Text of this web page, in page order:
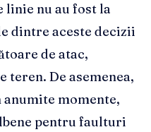
linie nu au fost la
dintre aceste decizii
de atac,
De asemenea,
momente,
pentru faulturi